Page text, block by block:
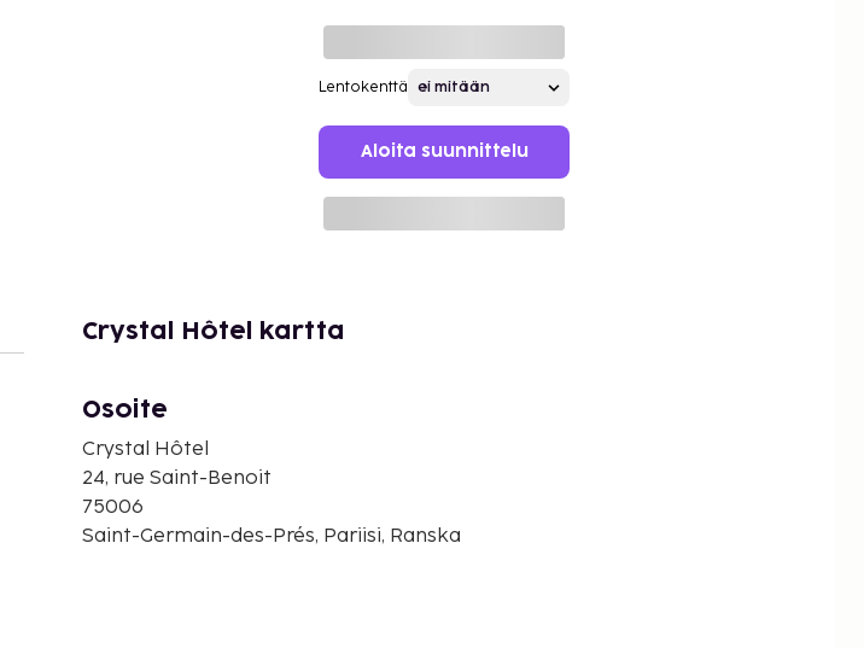
Lentokenttä
Aloita suunnittelu
Crystal Hôtel kartta
Osoite
Crystal Hôtel
24, rue Saint-Benoit
75006
Saint-Germain-des-Prés, Pariisi, Ranska